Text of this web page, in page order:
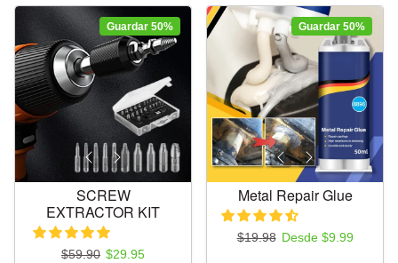
Guardar 50%
SCREW
EXTRACTOR KIT
Precio regular
$59.90 Precio de oferta
$29.95
Guardar 50%
Metal Repair Glue
Precio regular
$19.98 Precio de oferta
Desde $9.99